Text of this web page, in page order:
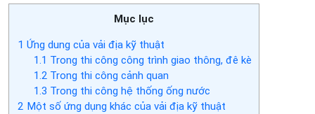
Mục lục
1 Ứng dung của vải địa kỹ thuật
1.1 Trong thi công công trình giao thông, đê kè
1.2Trong thi công cảnh quan
1.3 Trong thi công hệ thống ống nước
2 Một số ứng dụng khác của vải địa kỹ thuật